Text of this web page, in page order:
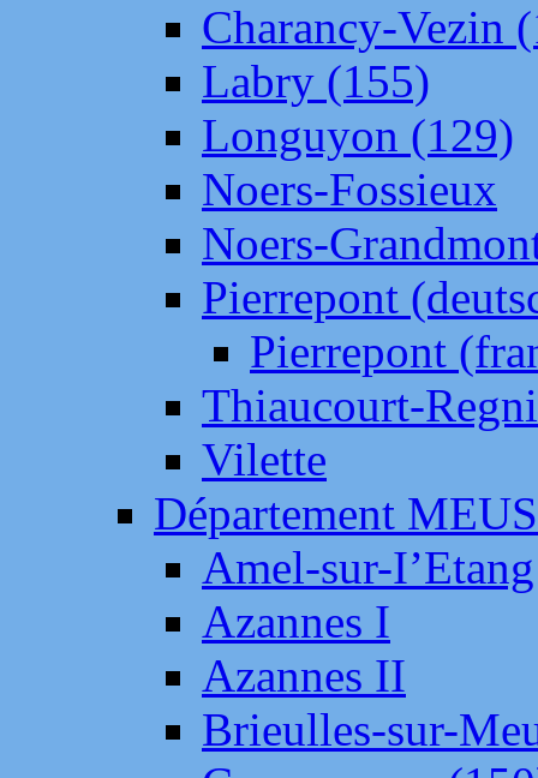
Charancy-Vezin
Labry (155)
Longuyon (129)
Noers-Fossieux
Noers-
Pierrepont
Pierrepont
Thiaucourt-
Vilette
Département
Amel-sur-
Azannes I
Azannes II
Brieulles-sur-